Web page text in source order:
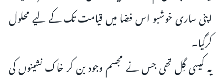
اپنی ساری خوشبو اس فضا میں قیامت تک کے لیے محلول
کرگیا۔
یہ کیسی گِل تھی جس نے مجسم وجود بن کر خاک نشینوں کی